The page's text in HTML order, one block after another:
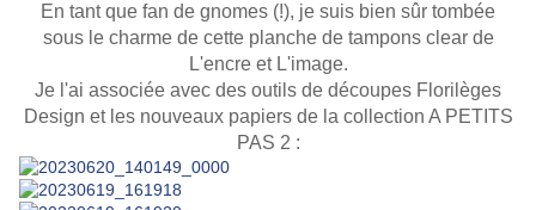
En tant que fan de gnomes (!), je suis bien sûr tombée
sous le charme de cette planche de tampons clear de
L'encre et L'image.
Je l'ai associée avec des outils de découpes Florilèges
Design et les nouveaux papiers de la collection A PETITS
PAS 2 :